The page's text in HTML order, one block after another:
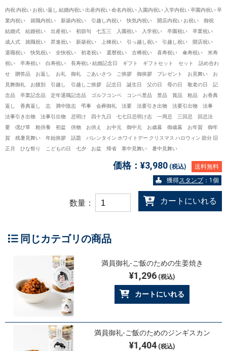
内祝 内祝い お祝い返し 結婚内祝い 出産内祝い 命名内祝い 入園内祝い 入学内祝い 卒園内祝い 卒
業内祝い 就職内祝い 新築内祝い 引越し内祝い 快気内祝い 開店内祝い お祝い 御祝
結婚式 結婚祝い 出産祝い 初節句 七五三 入園祝い 入学祝い 卒園祝い 卒業祝い
成人式 就職祝い 昇進祝い 新築祝い 上棟祝い 引っ越し祝い 引越し祝い 開店祝い
退職祝い 快気祝い 全快祝い 初老祝い 還暦祝い 古稀祝い 喜寿祝い 傘寿祝い 米寿
祝い 卒寿祝い 白寿祝い 長寿祝い 結婚記念日 ギフト ギフトセット セット 詰め合わ
せ 贈答品 お返し お礼 御礼 ごあいさつ ご挨拶 御挨拶 プレゼント お見舞い お
見舞御礼 お餞別 引越し 引越しご挨拶 記念日 誕生日 父の日 母の日 敬老の日 記
念品 卒業記念品 定年退職記念品 ゴルフコンペ コンペ景品 景品 賞品 粗品 お香典
返し 香典返し 志 満中陰志 弔事 会葬御礼 法要 法要引き出物 法要引出物 法事
法事引き出物 法事引出物 忌明け 四十九日 七七日忌明け志 一周忌 三回忌 回忌法
要 偲び草 粗供養 初盆 供物 お供え お中元 御中元 お歳暮 御歳暮 お年賀 御年
賀 残暑見舞い 年始挨拶 話題 バレンタイン ホワイトデー クリスマス ハロウィン 節分 旧
正月 ひな祭り こどもの日 七夕 お盆 帰省 寒中見舞い 暑中見舞い
価格： ¥3,980 (税込)
送料無料
獲得スタンプ：1個
数量： カートにいれる
同じカテゴリの商品
満員御礼-ご飯のための生姜焼き
¥1,296 (税込)
カートにいれる
満員御礼-ご飯のためのジンギスカン
¥1,404 (税込)